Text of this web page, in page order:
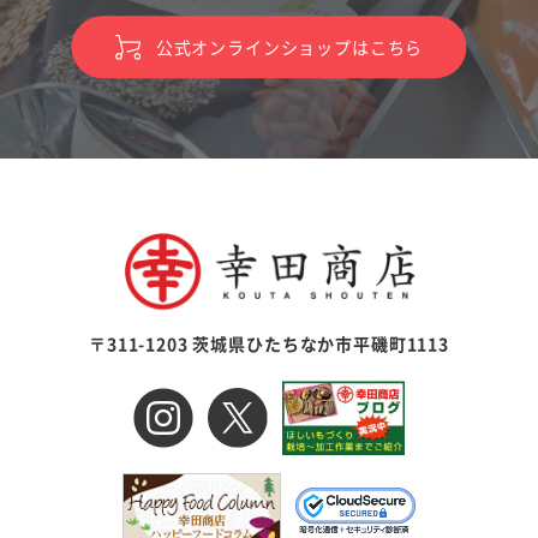
公式オンラインショップはこちら
〒311-1203 茨城県ひたちなか市平磯町1113